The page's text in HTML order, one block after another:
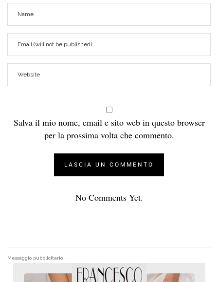
Salva il mio nome, email e sito web in questo browser
per la prossima volta che commento.
No Comments Yet.
Messaggio pubblicitario